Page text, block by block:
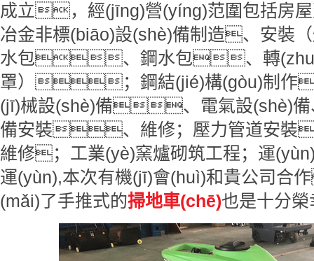
成立，經(jīng)營(yíng)范圍包括
冶金非標(biāo)設(shè)備制造、安
水包、鋼水包、轉
罩）；鋼結(jié)構(gòu)制
(jī)械設(shè)備、電氣設(shè)備
備安裝、維修；壓力管道安裝
維修；工業(yè)窯爐砌筑工程；運
運(yùn),本次有機(jī)會(huì)和貴公司
(mǎi)了手推式的掃地車(chē)也是十分